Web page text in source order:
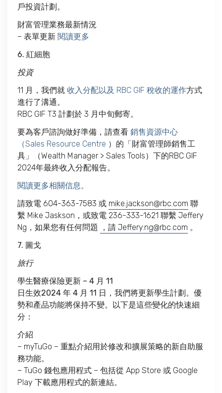
戶投資計劃。
財富管理業務最新情況
– 表單更新 閱讀更多
6. 紅細胞
投資
11 月，我們就 收入分配以及 RBC GIF 稅收的運作方式
進行了溝通。
RBC GIF T3 計劃於 3 月中旬郵寄。
要為客戶諮詢做好準備，請查看 銷售資源中心
（Sales Resource Centre ）的「財富管理師銷售工
具」（Wealth Manager > Sales Tools）下的RBC GIF
2024年最終收入分配報告。
閱讀更多相關信息。
請致電 604-363-7583 或 mike.jackson@rbc.com 聯
繫 Mike Jaskson，或致電 236-333-1621 聯繫 Jeffery
Ng，如果您有任何問題
，請 Jeffery.ng@rbc.com 。
7. 圖戈
旅行
學生醫療保險更新 – 4 月 11
日生效2024 年 4 月 11 日， 我們將更新學生計劃。優
勢和產品功能將保持不變。以下是這些變化的快速細
分：
介紹
– myTuGo – 重點介紹用於修改和擴展策略的新自助服
務功能。
– TuGo 錢包應用程式 – 包括從 App Store 或 Google
Play 下載應用程式的新連結。